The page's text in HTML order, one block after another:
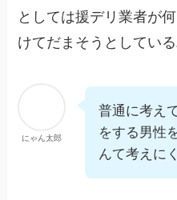
としては援デリ業者が
けてだまそうとしてい
にゃん太郎
普通に考え
をする男性
んて考えに